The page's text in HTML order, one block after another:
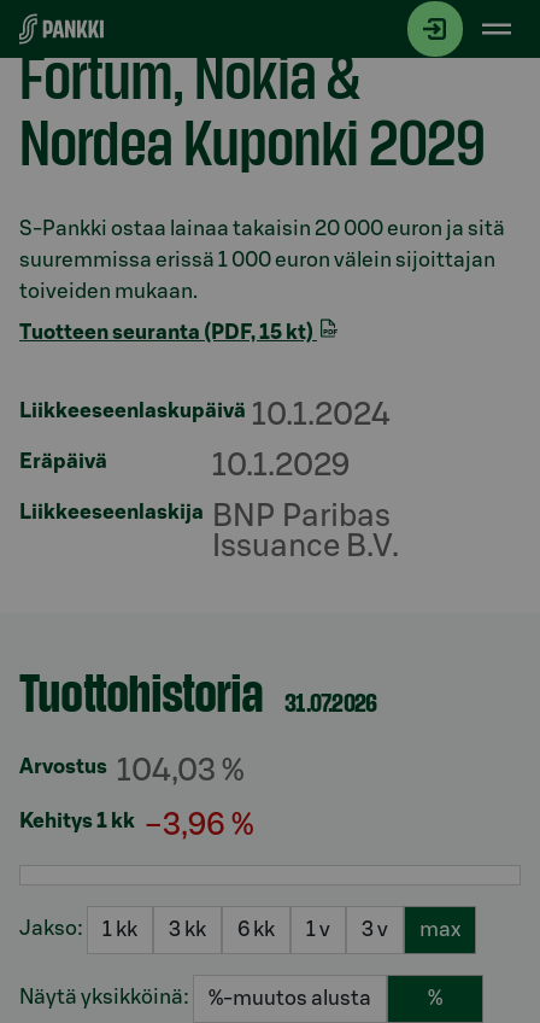
Siirry suoraan sisältöön
Fortum, Nokia &
Nordea Kuponki 2029
Osio otsikolla
S-Pankki ostaa lainaa takaisin 20 000 euron ja sitä
suuremmissa erissä 1 000 euron välein sijoittajan
toiveiden mukaan.
Tuotteen seuranta (PDF, 15 kt)
Liikkeeseenlaskupäivä 10.1.2024
Eräpäivä 10.1.2029
Liikkeeseenlaskija
BNP Paribas
Issuance B.V.
Osio otsikolla
Tuottohistoria 31.07.2026
Arvostus 104,03 %
Kehitys 1 kk −3,96 %
Jakso: 1 kk 3 kk 6 kk 1 v 3 v max
Näytä yksikköinä: %-muutos alusta %